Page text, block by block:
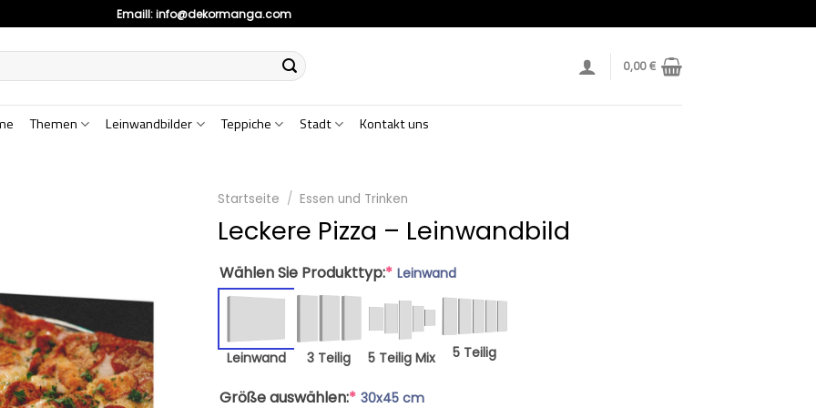
Emaill:info@dekormanga.com
0,00€
Themen Leinwandbilder Teppiche Stadt Kontakt uns
Startseite / Essen und Trinken
Leckere Pizza – Leinwandbild
Wählen Sie Produkttyp:* Leinwand
Leinwand 3 Teilig 5 Teilig Mix 5 Teilig
Größe auswählen:* 30x45 cm